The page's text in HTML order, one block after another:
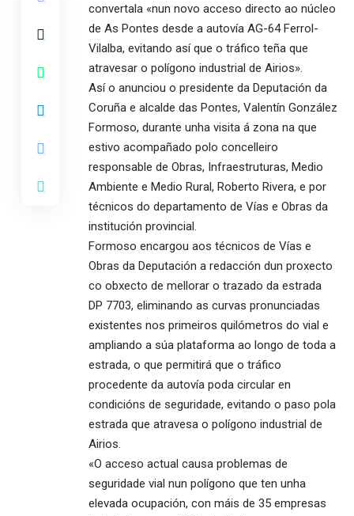
convertala «nun novo acceso directo ao núcleo
de As Pontes desde a autovía AG-64 Ferrol-
Vilalba, evitando así que o tráfico teña que
atravesar o polígono industrial de Airios».
Así o anunciou o presidente da Deputación da
Coruña e alcalde das Pontes, Valentín González
Formoso, durante unha visita á zona na que
estivo acompañado polo concelleiro
responsable de Obras, Infraestruturas, Medio
Ambiente e Medio Rural, Roberto Rivera, e por
técnicos do departamento de Vías e Obras da
institución provincial.
Formoso encargou aos técnicos de Vías e
Obras da Deputación a redacción dun proxecto
co obxecto de mellorar o trazado da estrada
DP 7703, eliminando as curvas pronunciadas
existentes nos primeiros quilómetros do vial e
ampliando a súa plataforma ao longo de toda a
estrada, o que permitirá que o tráfico
procedente da autovía poda circular en
condicións de seguridade, evitando o paso pola
estrada que atravesa o polígono industrial de
Airios.
«O acceso actual causa problemas de
seguridade vial nun polígono que ten unha
elevada ocupación, con máis de 35 empresas